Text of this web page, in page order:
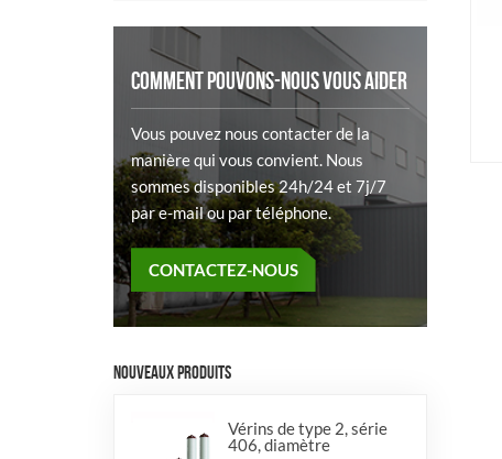
COMMENT POUVONS-NOUS VOUS AIDER
Vous pouvez nous contacter de la
manière qui vous convient. Nous
sommes disponibles 24h/24 et 7j/7
par e-mail ou par téléphone.
CONTACTEZ-NOUS
NOUVEAUX PRODUITS
Vérins de type 2, série
406, diamètre